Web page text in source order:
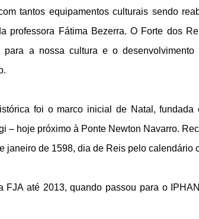
tantos equipamentos culturais sendo
professora Fátima Bezerra. O Forte dos
a nossa cultura e o desenvolvimento
foi o marco inicial de Natal, fundada
– hoje próximo à Ponte Newton Navarro.
janeiro de 1598, dia de Reis pelo calendário
FJA até 2013, quando passou para o